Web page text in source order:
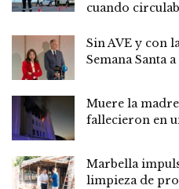
cuando
Sin AVE y con
Semana Santa
Muere la
fallecieron en
Marbella
limpieza de